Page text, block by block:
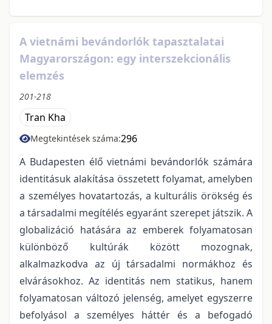
A vietnámi bevándorlók tapasztalatai
Magyarországon: egy interszekcionális
elemzés
201-218
Tran Kha
Megtekintések száma:296
A Budapesten élő vietnámi bevándorlók számára
identitásuk alakítása összetett folyamat, amelyben
a személyes hovatartozás, a kulturális örökség és
a társadalmi megítélés egyaránt szerepet játszik. A
globalizáció hatására az emberek folyamatosan
különböző kultúrák között mozognak,
alkalmazkodva az új társadalmi normákhoz és
elvárásokhoz. Az identitás nem statikus, hanem
folyamatosan változó jelenség, amelyet egyszerre
befolyásol a személyes háttér és a befogadó